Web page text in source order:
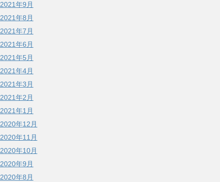
2021年9月
2021年8月
2021年7月
2021年6月
2021年5月
2021年4月
2021年3月
2021年2月
2021年1月
2020年12月
2020年11月
2020年10月
2020年9月
2020年8月